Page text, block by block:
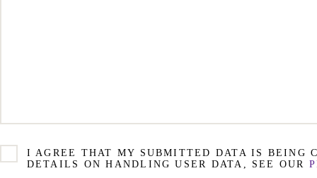
I AGREE THAT MY SUBMITTED DATA IS BEING
DETAILS ON HANDLING USER DATA, SEE OUR